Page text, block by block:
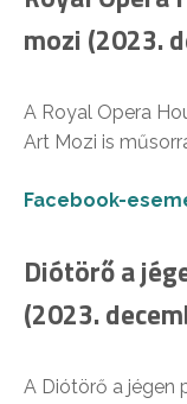
mozi (2023.
A Royal Opera
Art Mozi is
Facebook-
Diótörő a
(2023.
A Diótörő a jégen